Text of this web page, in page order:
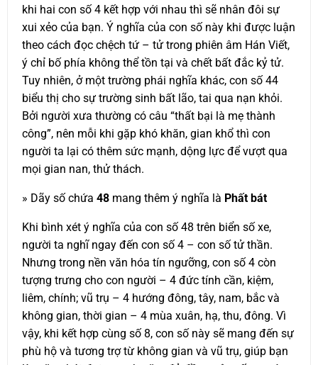
khi hai con số 4 kết hợp với nhau thì sẽ nhân đôi sự
xui xẻo của bạn. Ý nghĩa của con số này khi được luận
theo cách đọc chệch tứ – tử trong phiên âm Hán Viết,
ý chỉ bố phía không thể tồn tại và chết bất đắc kỷ tử.
Tuy nhiên, ở một trường phái nghĩa khác, con số 44
biểu thị cho sự trường sinh bất lão, tai qua nạn khỏi.
Bởi người xưa thường có câu “thất bại là mẹ thành
công”, nên mỗi khi gặp khó khăn, gian khổ thì con
người ta lại có thêm sức mạnh, dộng lực để vượt qua
mọi gian nan, thử thách.
» Dãy số chứa 48 mang thêm ý nghĩa là Phất bát
Khi bình xét ý nghĩa của con số 48 trên biển số xe,
người ta nghĩ ngay đến con số 4 – con số tử thần.
Nhưng trong nền văn hóa tín ngưỡng, con số 4 còn
tượng trưng cho con người – 4 đức tính cần, kiệm,
liêm, chính; vũ trụ – 4 hướng đông, tây, nam, bắc và
không gian, thời gian – 4 mùa xuân, hạ, thu, đông. Vì
vậy, khi kết hợp cùng số 8, con số này sẽ mang đến sự
phù hộ và tương trợ từ không gian và vũ trụ, giúp bạn